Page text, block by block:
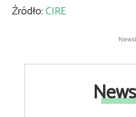
Źródło:CIRE